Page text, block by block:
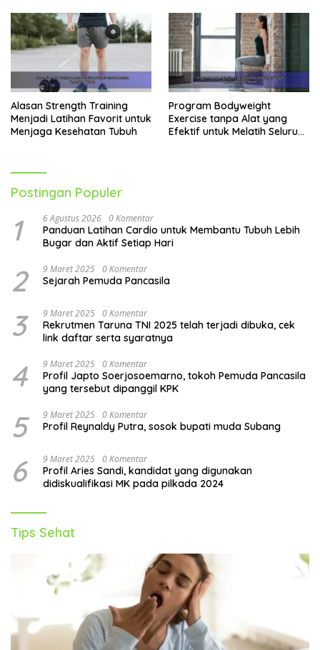
Alasan Strength Training
Menjadi Latihan Favorit untuk
Menjaga Kesehatan Tubuh
Program Bodyweight
Exercise tanpa Alat yang
Efektif untuk Melatih Seluruh
Postingan Populer
1 6 Agustus 2026 0 Komentar
Panduan Latihan Cardio untuk Membantu Tubuh Lebih
Bugar dan Aktif Setiap Hari
2 9 Maret 2025 0 Komentar
Sejarah Pemuda Pancasila
3 9 Maret 2025 0 Komentar
Rekrutmen Taruna TNI 2025 telah terjadi dibuka, cek
link daftar serta syaratnya
4 9 Maret 2025 0 Komentar
Profil Japto Soerjosoemarno, tokoh Pemuda Pancasila
yang tersebut dipanggil KPK
5 9 Maret 2025 0 Komentar
Profil Reynaldy Putra, sosok bupati muda Subang
6 9 Maret 2025 0 Komentar
Profil Aries Sandi, kandidat yang digunakan
didiskualifikasi MK pada pilkada 2024
Tips Sehat